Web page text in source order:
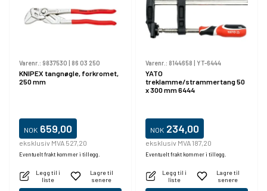
Varenr.: 9837530 | 86 03 250
KNIPEX tangnøgle, forkromet,
250 mm
NOK 659,00
eksklusiv MVA 527,20
Eventuelt frakt kommer i tillegg.
Legg til i
liste
Lagre til
senere
Varenr.: 8144658 | YT-6444
YATO
treklamme/strammertang 50
x 300 mm 6444
NOK 234,00
eksklusiv MVA 187,20
Eventuelt frakt kommer i tillegg.
Legg til i
liste
Lagre til
senere